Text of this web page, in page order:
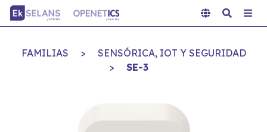
FAMILIAS >
SENSÓRICA, IOT Y SEGURIDAD
>
SE-3